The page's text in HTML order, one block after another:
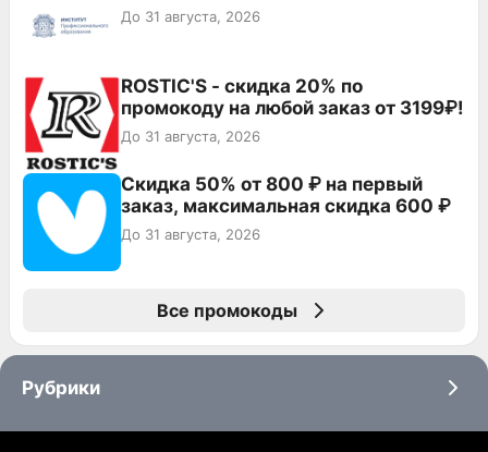
До 31 августа, 2026
ROSTIC'S - скидка 20% по
промокоду на любой заказ от 3199₽!
До 31 августа, 2026
Скидка 50% от 800 ₽ на первый
заказ, максимальная скидка 600 ₽
До 31 августа, 2026
Все промокоды
Рубрики